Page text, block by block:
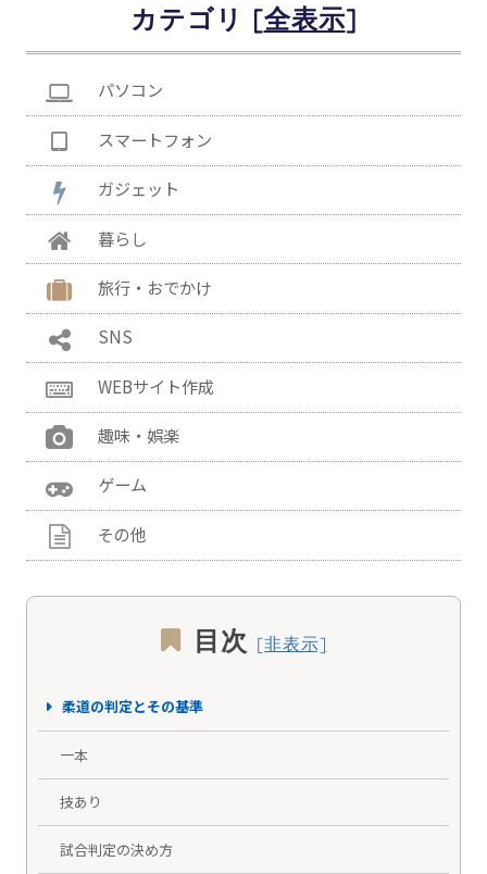
カテゴリ [ ]
パソコン
スマートフォン
ガジェット
暮らし
旅行・おでかけ
SNS
WEBサイト作成
趣味・娯楽
ゲーム
その他
目次
柔道の判定とその基準
一本
技あり
試合判定の決め方